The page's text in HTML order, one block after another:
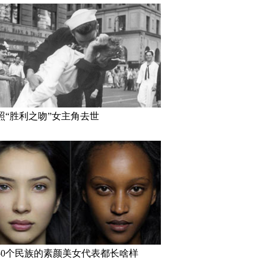
“胜利之吻”女主角去世
个民族的素颜美女代表都长啥样